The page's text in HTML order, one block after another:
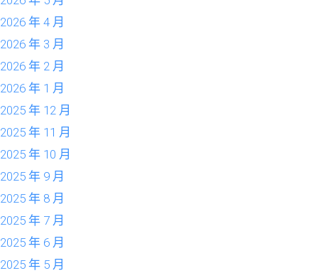
2026 年 4 月
2026 年 3 月
2026 年 2 月
2026 年 1 月
2025 年 12 月
2025 年 11 月
2025 年 10 月
2025 年 9 月
2025 年 8 月
2025 年 7 月
2025 年 6 月
2025 年 5 月